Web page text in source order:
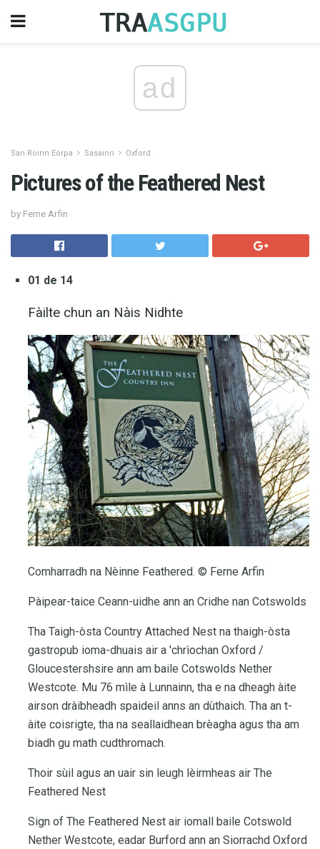
ad
San Roinn Eòrpa Sasainn Oxford
Pictures of the Feathered Nest
by Ferne Arfin
01 de 14
Fàilte chun an Nàis Nidhte
Comharradh na Nèinne Feathered. © Ferne Arfin
Pàipear-taice Ceann-uidhe ann an Cridhe nan Cotswolds
Tha Taigh-òsta Country Attached Nest na thaigh-òsta
gastropub ioma-dhuais air a 'chrìochan Oxford /
Gloucestershsire ann am baile Cotswolds Nether
Westcote. Mu 76 mìle à Lunnainn, tha e na dheagh àite
airson dràibheadh ​​spaideil anns an dùthaich. Tha an t-
àite coisrigte, tha na seallaidhean brèagha agus tha am
biadh gu math cudthromach.
Thoir sùil agus an uair sin leugh lèirmheas air The
Feathered Nest
Sign of The Feathered Nest air iomall baile Cotswold
Nether Westcote, eadar Burford ann an Siorrachd Oxford